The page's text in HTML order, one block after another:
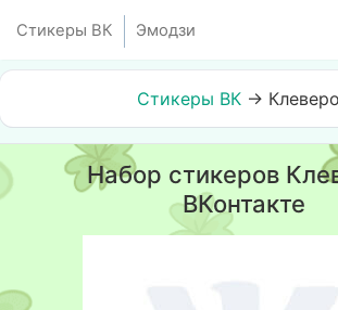
Стикеры ВК Эмодзи
Стикеры ВК →
Набор стикеров
ВКонтакте